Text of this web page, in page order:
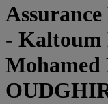
- Kaltoum